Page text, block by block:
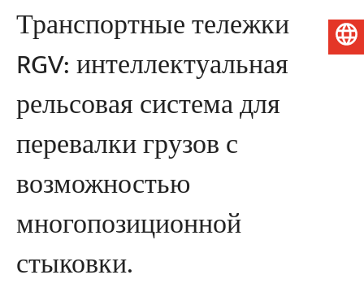
Транспортные тележки
RGV: интеллектуальная
рельсовая система для
перевалки грузов с
возможностью
многопозиционной
стыковки.
Русский